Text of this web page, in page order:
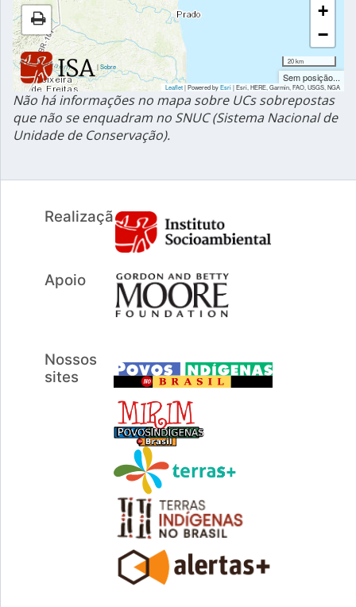
|Sobre
+
−
20 km
Sem posição...
Leaflet| Powered byEsri|Esri, HERE, Garmin, FAO, USGS, NGA
Não há informações no mapa sobre UCs sobrepostas
que não se enquadram no SNUC (Sistema Nacional de
Unidade de Conservação).